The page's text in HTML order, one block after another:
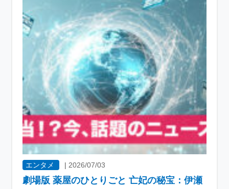
エンタメ | 2026/07/03
劇場版 薬屋のひとりごと 亡妃の秘宝：伊瀬